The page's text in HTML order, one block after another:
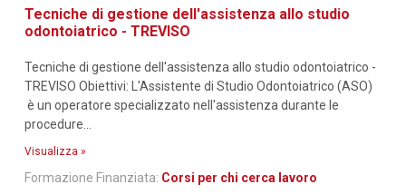
Tecniche di gestione dell'assistenza allo studio
odontoiatrico - TREVISO
Tecniche di gestione dell'assistenza allo studio odontoiatrico -
TREVISO Obiettivi: L'Assistente di Studio Odontoiatrico (ASO)
è un operatore specializzato nell'assistenza durante le
procedure...
Visualizza »
Formazione Finanziata: Corsi per chi cerca lavoro